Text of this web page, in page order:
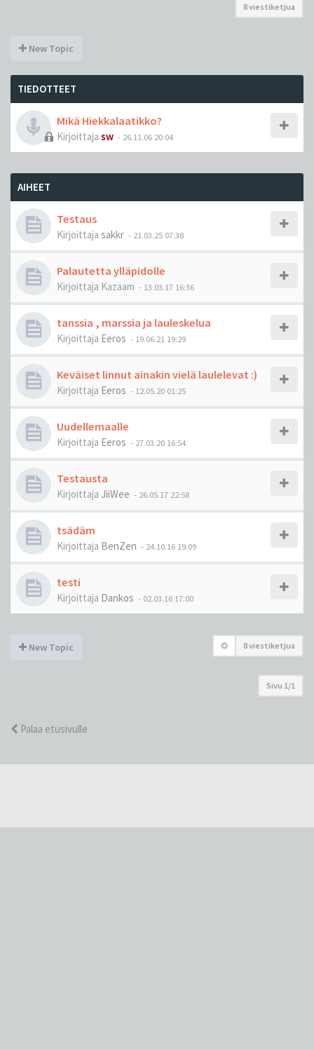
8 viestiketjua
New Topic
TIEDOTTEET
Mikä Hiekkalaatikko?
Kirjoittaja sw - 26.11.06 20:04
AIHEET
Testaus
Kirjoittaja sakkr - 21.03.25 07:38
Palautetta ylläpidolle
Kirjoittaja Kazaam - 13.03.17 16:36
tanssia , marssia ja lauleskelua
Kirjoittaja Eeros - 19.06.21 19:29
Keväiset linnut ainakin vielä laulelevat :)
Kirjoittaja Eeros - 12.05.20 01:25
Uudellemaalle
Kirjoittaja Eeros - 27.03.20 16:54
Testausta
Kirjoittaja JiiWee - 26.05.17 22:58
tsädäm
Kirjoittaja BenZen - 24.10.16 19:09
testi
Kirjoittaja Dankos - 02.03.16 17:00
New Topic 8 viestiketjua
Sivu 1/1
Palaa etusivulle